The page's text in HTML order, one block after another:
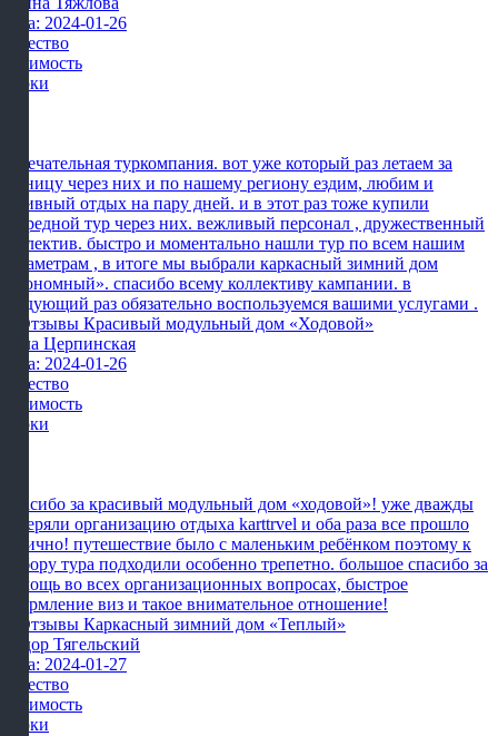
Дата: 2024-01-26
Качество
Стоимость
Сроки
Замечательная туркомпания. вот уже который раз летаем за
границу через них и по нашему региону ездим, любим и
активный отдых на пару дней. и в этот раз тоже купили
очередной тур через них. вежливый персонал , дружественный
коллектив. быстро и моментально нашли тур по всем нашим
параметрам , в итоге мы выбрали каркасный зимний дом
«экономный». спасибо всему коллективу кампании. в
следующий раз обязательно воспользуемся вашими услугами .
Алла Церпинская
Дата: 2024-01-26
Качество
Стоимость
Сроки
Спасибо за красивый модульный дом «ходовой»! уже дважды
доверяли организацию отдыха karttrvel и оба раза все прошло
отлично! путешествие было с маленьким ребёнком поэтому к
выбору тура подходили особенно трепетно. большое спасибо за
помощь во всех организационных вопросах, быстрое
оформление виз и такое внимательное отношение!
Фёдор Тягельский
Дата: 2024-01-27
Качество
Стоимость
Сроки